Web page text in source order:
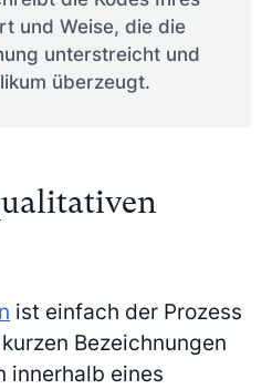
und Weise, die die
unterstreicht und
überzeugt.
ist einfach der Prozess
Bezeichnungen
innerhalb eines